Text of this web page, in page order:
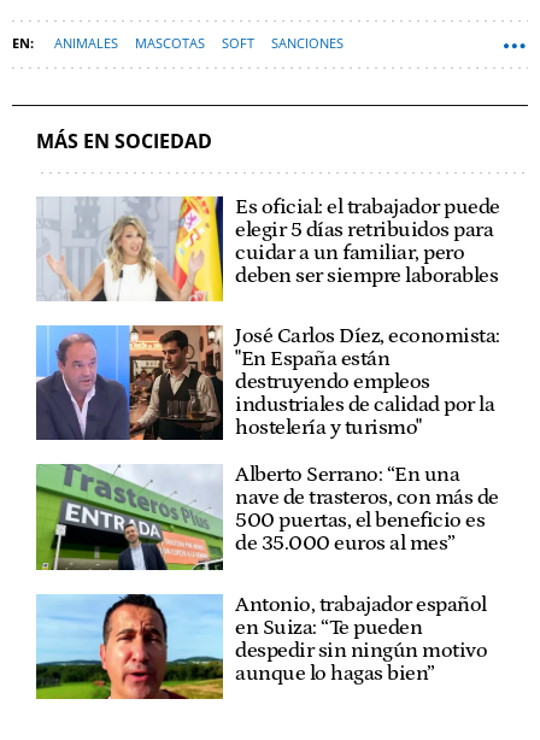
ANIMALES MASCOTAS SOFT SANCIONES
MÁS EN SOCIEDAD
Es oficial: el trabajador puede
elegir 5 días retribuidos para
cuidar a un familiar, pero
deben ser siempre laborables
José Carlos Díez, economista:
"En España están
destruyendo empleos
industriales de calidad por la
hostelería y turismo"
Alberto Serrano: “En una
nave de trasteros, con más de
500 puertas, el beneficio es
de 35.000 euros al mes”
Antonio, trabajador español
en Suiza: “Te pueden
despedir sin ningún motivo
aunque lo hagas bien”